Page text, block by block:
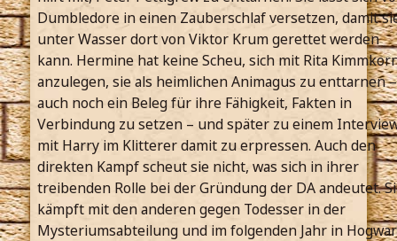
Dumbledore in einen Zauberschlaf versetzen, damit
unter Wasser dort von Viktor Krum gerettet werden
kann. Hermine hat keine Scheu, sich mit Rita
anzulegen, sie als heimlichen Animagus zu enttarnen –
auch noch ein Beleg für ihre Fähigkeit, Fakten in
Verbindung zu setzen – und später zu einem
mit Harry im Klitterer damit zu erpressen. Auch den
direkten Kampf scheut sie nicht, was sich in ihrer
treibenden Rolle bei der Gründung der DA andeutet.
kämpft mit den anderen gegen Todesser in der
Mysteriumsabteilung und im folgenden Jahr in